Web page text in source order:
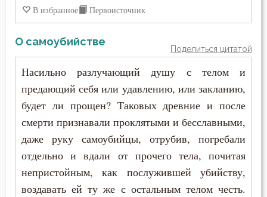
В избранное Первоисточник
О самоубийстве
Поделиться цитатой
Насильно разлучающий душу с телом и
предающий себя или удавлению, или закланию,
будет ли прощен? Таковых древние и после
смерти признавали проклятыми и бесславными,
даже руку самоубийцы, отрубив, погребали
отдельно и вдали от прочего тела, почитая
непристойным, как послужившей убийству,
воздавать ей ту же с остальным телом честь.